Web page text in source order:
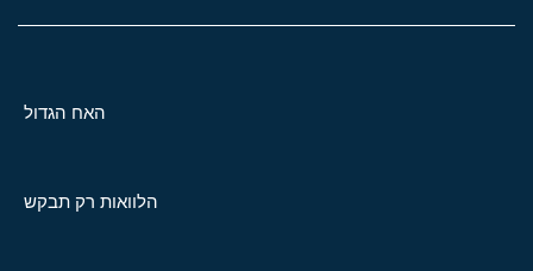
האח הגדול
הלוואות רק תבקש